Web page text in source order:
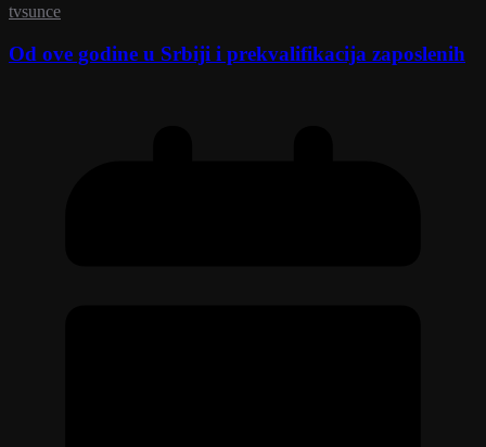
tvsunce
Od ove godine u Srbiji i prekvalifikacija zaposlenih